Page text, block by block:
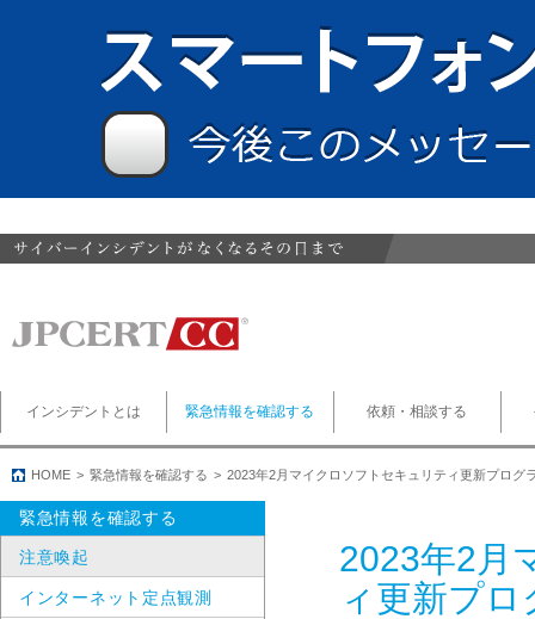
インシデントとは 緊急情報を確認する 依頼・相談する
HOME 緊急情報を確認する 2023年2月マイクロソフトセキュリティ更新プログ
2023年2月
ィ更新プ
緊急情報を確認する
注意喚起
インターネット定点観測